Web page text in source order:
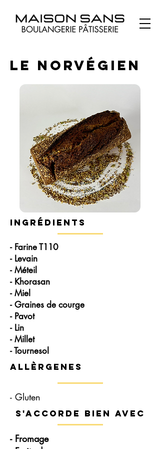
Le Norvégien
Ingrédients
- Farine T110
- Levain
- Méteil
- Khorasan
- Miel
- Graines de courge
- Pavot
- Lin
- Millet
- Tournesol
Allèrgenes
- Gluten
s'accorde bien avec
- Fromage